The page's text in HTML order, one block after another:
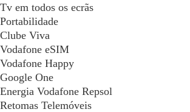
Tv em todos os ecrãs
Portabilidade
Clube Viva
Vodafone eSIM
Vodafone Happy
Google One
Energia Vodafone Repsol
Retomas Telemóveis